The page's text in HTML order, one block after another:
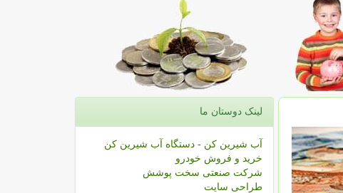
لینک دوستان ما
آب شیرین کن - دستگاه آب شیرین کن
خرید و فروش خودرو
شرکت صنعتی سخت پوشش
طراحی سایت